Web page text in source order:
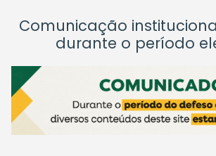
Comunicação
durante o período